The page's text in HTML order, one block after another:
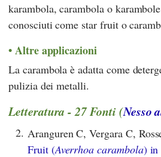
karambola, carambola o
conosciuti come star fruit o
Altre applicazioni
La carambola è adatta come
pulizia dei metalli.
Letteratura - 27 Fonti (Nesso
2. Aranguren C, Vergara C,
Fruit (Averrhoa carambola) in